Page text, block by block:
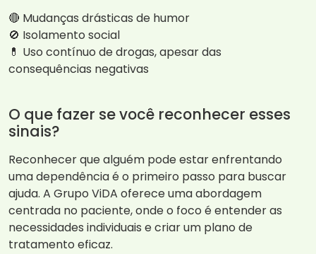
🔴 Mudanças drásticas de humor
🚫 Isolamento social
💊 Uso contínuo de drogas, apesar das
consequências negativas
O que fazer se você reconhecer esses
sinais?
Reconhecer que alguém pode estar enfrentando
uma dependência é o primeiro passo para buscar
ajuda. A Grupo ViDA oferece uma abordagem
centrada no paciente, onde o foco é entender as
necessidades individuais e criar um plano de
tratamento eficaz.